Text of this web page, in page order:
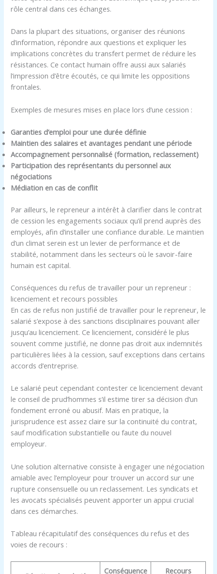
rôle central dans ces échanges.
Dans la plupart des situations, organiser des réunions
d’information, répondre aux questions et expliquer les
implications concrètes du transfert permet de réduire les
résistances. Ce contact humain offre aussi aux salariés
l’impression d’être écoutés, ce qui limite les oppositions
frontales.
Exemples de mesures mises en place lors d’une cession :
Garanties d’emploi pour une durée définie
Maintien des salaires et avantages pendant une période
Accompagnement personnalisé (formation, reclassement)
Participation des représentants du personnel aux
négociations
Médiation en cas de conflit
Par ailleurs, le repreneur a intérêt à clarifier dans le contrat
de cession les engagements sociaux qu’il prend auprès des
employés, afin d’installer une confiance durable. Le maintien
d’un climat serein est un levier de performance et de
stabilité, notamment dans les secteurs où le savoir-faire
humain est capital.
Conséquences du refus de travailler pour un repreneur :
licenciement et recours possibles
En cas de refus non justifié de travailler pour le repreneur, le
salarié s’expose à des sanctions disciplinaires pouvant aller
jusqu’au licenciement. Ce licenciement, considéré le plus
souvent comme justifié, ne donne pas droit aux indemnités
particulières liées à la cession, sauf exceptions dans certains
accords d’entreprise.
Le salarié peut cependant contester ce licenciement devant
le conseil de prud’hommes s’il estime tirer sa décision d’un
fondement erroné ou abusif. Mais en pratique, la
jurisprudence est assez claire sur la continuité du contrat,
sauf modification substantielle ou faute du nouvel
employeur.
Une solution alternative consiste à engager une négociation
amiable avec l’employeur pour trouver un accord sur une
rupture consensuelle ou un reclassement. Les syndicats et
les avocats spécialisés peuvent apporter un appui crucial
dans ces démarches.
Tableau récapitulatif des conséquences du refus et des
voies de recours :
Conséquence Recours